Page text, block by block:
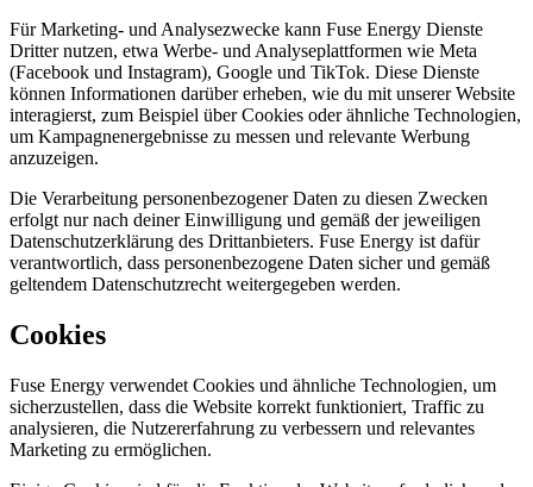
Für Marketing- und Analysezwecke kann Fuse Energy Dienste
Dritter nutzen, etwa Werbe- und Analyseplattformen wie Meta
(Facebook und Instagram), Google und TikTok. Diese Dienste
können Informationen darüber erheben, wie du mit unserer Website
interagierst, zum Beispiel über Cookies oder ähnliche Technologien,
um Kampagnenergebnisse zu messen und relevante Werbung
anzuzeigen.
Die Verarbeitung personenbezogener Daten zu diesen Zwecken
erfolgt nur nach deiner Einwilligung und gemäß der jeweiligen
Datenschutzerklärung des Drittanbieters. Fuse Energy ist dafür
verantwortlich, dass personenbezogene Daten sicher und gemäß
geltendem Datenschutzrecht weitergegeben werden.
Cookies
Fuse Energy verwendet Cookies und ähnliche Technologien, um
sicherzustellen, dass die Website korrekt funktioniert, Traffic zu
analysieren, die Nutzererfahrung zu verbessern und relevantes
Marketing zu ermöglichen.